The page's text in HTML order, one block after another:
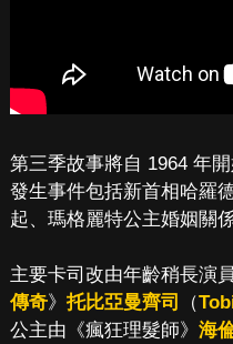
第三季故事將自 1964 年
發生事件包括新首相哈羅
起、瑪格麗特公主婚姻關
主要卡司改由年齡稍長演
傳奇》 托比亞曼齊司 （
公主由《瘋狂理髮師》 海